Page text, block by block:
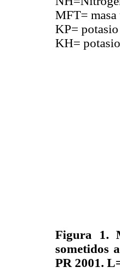
MFT=
KP=
KH=
Figura 1.
sometidos
PR 2001.